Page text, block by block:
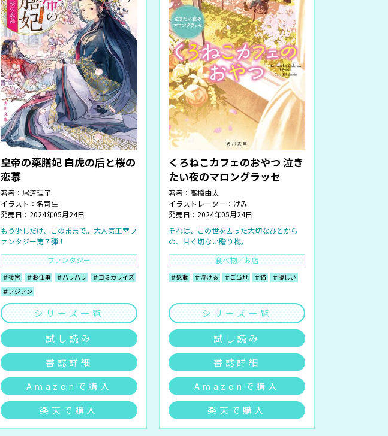
皇帝の薬膳妃 白虎の后と桜の
恋慕
著者： 尾道理子
イラスト： 名司生
発売日：2024年05月24日
もう少しだけ、このままで――。大人気王宮フ
ァンタジー第７弾！
ファンタジー
＃後宮 ＃お仕事 ＃ハラハラ
＃コミカライズ
＃アジアン
シリーズ一覧
試し読み
書誌詳細
Amazonで購入
楽天で購入
くろねこカフェのおやつ 泣き
たい夜のマロングラッセ
著者： 高橋由太
イラストレーター： げみ
発売日：2024年05月24日
それは、この世を去った大切なひとから
の、甘く切ない贈り物。
食べ物／お店
＃感動 ＃泣ける ＃ご当地 ＃猫 ＃優しい
シリーズ一覧
試し読み
書誌詳細
Amazonで購入
楽天で購入